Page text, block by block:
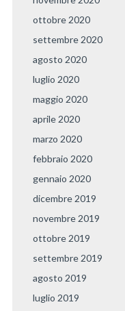
ottobre 2020
settembre 2020
agosto 2020
luglio 2020
maggio 2020
aprile 2020
marzo 2020
febbraio 2020
gennaio 2020
dicembre 2019
novembre 2019
ottobre 2019
settembre 2019
agosto 2019
luglio 2019